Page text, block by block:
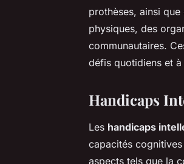
prothèses, ainsi
physiques, des
communautaires.
défis quotidiens et
Handicaps
Les handicaps
capacités
aspects tels que la